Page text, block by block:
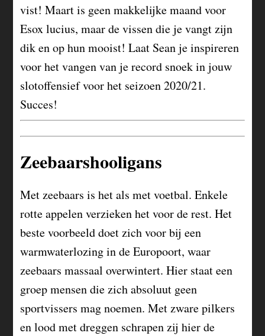
vist! Maart is geen makkelijke maand voor
Esox lucius, maar de vissen die je vangt zijn
dik en op hun mooist! Laat Sean je inspireren
voor het vangen van je record snoek in jouw
slotoffensief voor het seizoen 2020/21.
Succes!
Zeebaarshooligans
Met zeebaars is het als met voetbal. Enkele
rotte appelen verzieken het voor de rest. Het
beste voorbeeld doet zich voor bij een
warmwaterlozing in de Europoort, waar
zeebaars massaal overwintert. Hier staat een
groep mensen die zich absoluut geen
sportvissers mag noemen. Met zware pilkers
en lood met dreggen schrapen zij hier de